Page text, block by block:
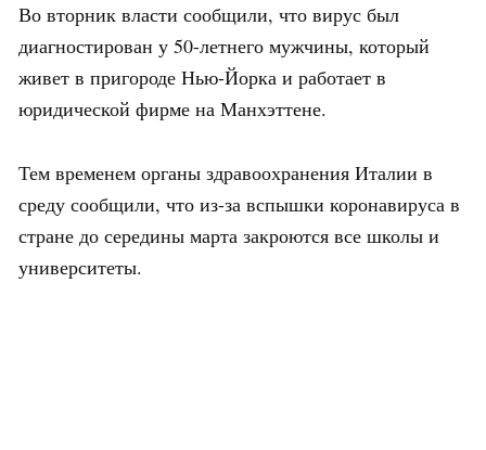
Во вторник власти сообщили, что вирус был
диагностирован у 50-летнего мужчины, который
живет в пригороде Нью-Йорка и работает в
юридической фирме на Манхэттене.
Тем временем органы здравоохранения Италии в
среду сообщили, что из-за вспышки коронавируса в
стране до середины марта закроются все школы и
университеты.